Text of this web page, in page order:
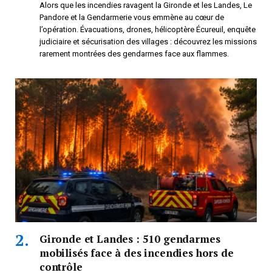
Alors que les incendies ravagent la Gironde et les Landes, Le
Pandore et la Gendarmerie vous emmène au cœur de
l’opération. Évacuations, drones, hélicoptère Écureuil, enquête
judiciaire et sécurisation des villages : découvrez les missions
rarement montrées des gendarmes face aux flammes.
Gironde et Landes : 510 gendarmes
mobilisés face à des incendies hors de
contrôle